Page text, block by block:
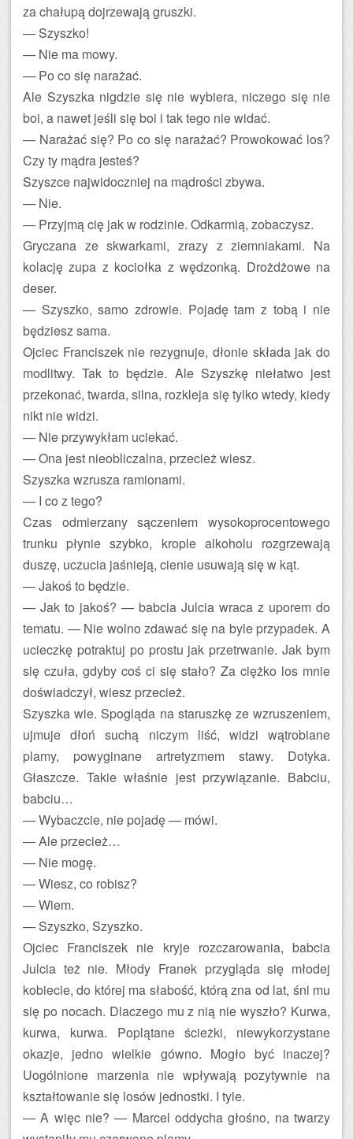
za chałupą dojrzewają gruszki.
— Szyszko!
— Nie ma mowy.
— Po co się narażać.
Ale Szyszka nigdzie się nie wybiera, niczego się nie
boi, a nawet jeśli się boi i tak tego nie widać.
— Narażać się? Po co się narażać? Prowokować los?
Czy ty mądra jesteś?
Szyszce najwidoczniej na mądrości zbywa.
— Nie.
— Przyjmą cię jak w rodzinie. Odkarmią, zobaczysz.
Gryczana ze skwarkami, zrazy z ziemniakami. Na
kolację zupa z kociołka z wędzonką. Drożdżowe na
deser.
— Szyszko, samo zdrowie. Pojadę tam z tobą i nie
będziesz sama.
Ojciec Franciszek nie rezygnuje, dłonie składa jak do
modlitwy. Tak to będzie. Ale Szyszkę niełatwo jest
przekonać, twarda, silna, rozkleja się tylko wtedy, kiedy
nikt nie widzi.
— Nie przywykłam uciekać.
— Ona jest nieobliczalna, przecież wiesz.
Szyszka wzrusza ramionami.
— I co z tego?
Czas odmierzany sączeniem wysokoprocentowego
trunku płynie szybko, krople alkoholu rozgrzewają
duszę, uczucia jaśnieją, cienie usuwają się w kąt.
— Jakoś to będzie.
— Jak to jakoś? — babcia Julcia wraca z uporem do
tematu. — Nie wolno zdawać się na byle przypadek. A
ucieczkę potraktuj po prostu jak przetrwanie. Jak bym
się czuła, gdyby coś ci się stało? Za ciężko los mnie
doświadczył, wiesz przecież.
Szyszka wie. Spogląda na staruszkę ze wzruszeniem,
ujmuje dłoń suchą niczym liść, widzi wątrobiane
plamy, powyginane artretyzmem stawy. Dotyka.
Głaszcze. Takie właśnie jest przywiązanie. Babciu,
babciu…
— Wybaczcie, nie pojadę — mówi.
— Ale przecież…
— Nie mogę.
— Wiesz, co robisz?
— Wiem.
— Szyszko, Szyszko.
Ojciec Franciszek nie kryje rozczarowania, babcia
Julcia też nie. Młody Franek przygląda się młodej
kobiecie, do której ma słabość, którą zna od lat, śni mu
się po nocach. Dlaczego mu z nią nie wyszło? Kurwa,
kurwa, kurwa. Poplątane ścieżki, niewykorzystane
okazje, jedno wielkie gówno. Mogło być inaczej?
Uogólnione marzenia nie wpływają pozytywnie na
kształtowanie się losów jednostki. I tyle.
— A więc nie? — Marcel oddycha głośno, na twarzy